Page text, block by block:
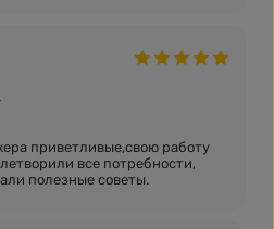
приветливые,свою работу
все потребности,
полезные советы.